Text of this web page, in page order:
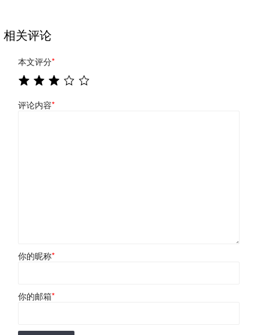
相关评论
本文评分*
评论内容*
你的昵称*
你的邮箱*